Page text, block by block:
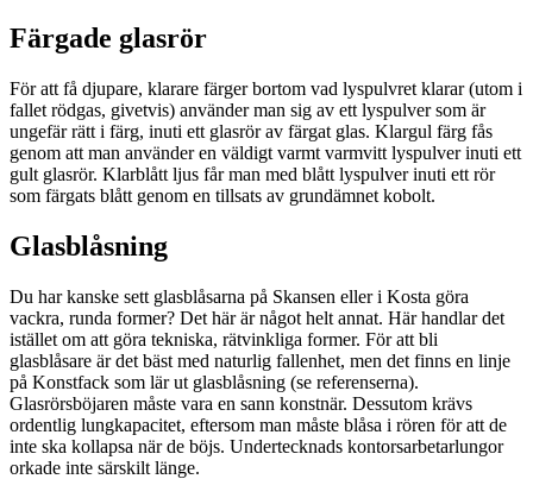
Färgade glasrör
För att få djupare, klarare färger bortom vad lyspulvret klarar (utom i
fallet rödgas, givetvis) använder man sig av ett lyspulver som är
ungefär rätt i färg, inuti ett glasrör av färgat glas. Klargul färg fås
genom att man använder en väldigt varmt varmvitt lyspulver inuti ett
gult glasrör. Klarblått ljus får man med blått lyspulver inuti ett rör
som färgats blått genom en tillsats av grundämnet kobolt.
Glasblåsning
Du har kanske sett glasblåsarna på Skansen eller i Kosta göra
vackra, runda former? Det här är något helt annat. Här handlar det
istället om att göra tekniska, rätvinkliga former. För att bli
glasblåsare är det bäst med naturlig fallenhet, men det finns en linje
på Konstfack som lär ut glasblåsning (se referenserna).
Glasrörsböjaren måste vara en sann konstnär. Dessutom krävs
ordentlig lungkapacitet, eftersom man måste blåsa i rören för att de
inte ska kollapsa när de böjs. Undertecknads kontorsarbetarlungor
orkade inte särskilt länge.